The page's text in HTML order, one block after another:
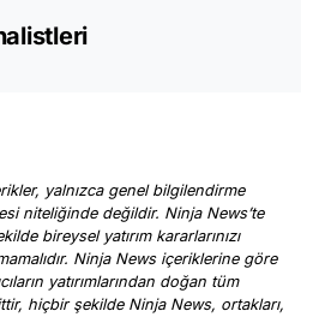
yalnızca genel bilgilendirme
niteliğinde değildir. Ninja News’te
bireysel yatırım kararlarınızı
Ninja News içeriklerine göre
yatırımlarından doğan tüm
hiçbir şekilde Ninja News, ortakları,